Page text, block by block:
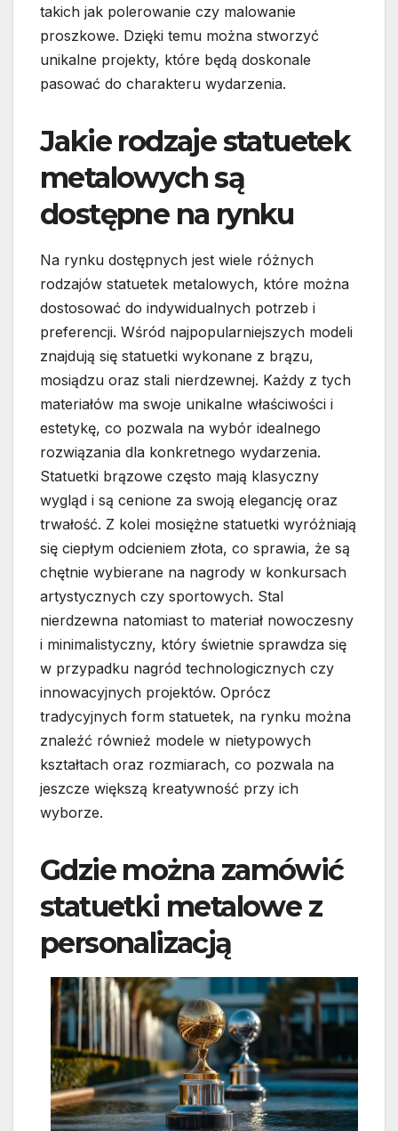
takich jak polerowanie czy malowanie
proszkowe. Dzięki temu można stworzyć
unikalne projekty, które będą doskonale
pasować do charakteru wydarzenia.
Jakie rodzaje statuetek
metalowych są
dostępne na rynku
Na rynku dostępnych jest wiele różnych
rodzajów statuetek metalowych, które można
dostosować do indywidualnych potrzeb i
preferencji. Wśród najpopularniejszych modeli
znajdują się statuetki wykonane z brązu,
mosiądzu oraz stali nierdzewnej. Każdy z tych
materiałów ma swoje unikalne właściwości i
estetykę, co pozwala na wybór idealnego
rozwiązania dla konkretnego wydarzenia.
Statuetki brązowe często mają klasyczny
wygląd i są cenione za swoją elegancję oraz
trwałość. Z kolei mosiężne statuetki wyróżniają
się ciepłym odcieniem złota, co sprawia, że są
chętnie wybierane na nagrody w konkursach
artystycznych czy sportowych. Stal
nierdzewna natomiast to materiał nowoczesny
i minimalistyczny, który świetnie sprawdza się
w przypadku nagród technologicznych czy
innowacyjnych projektów. Oprócz
tradycyjnych form statuetek, na rynku można
znaleźć również modele w nietypowych
kształtach oraz rozmiarach, co pozwala na
jeszcze większą kreatywność przy ich
wyborze.
Gdzie można zamówić
statuetki metalowe z
personalizacją